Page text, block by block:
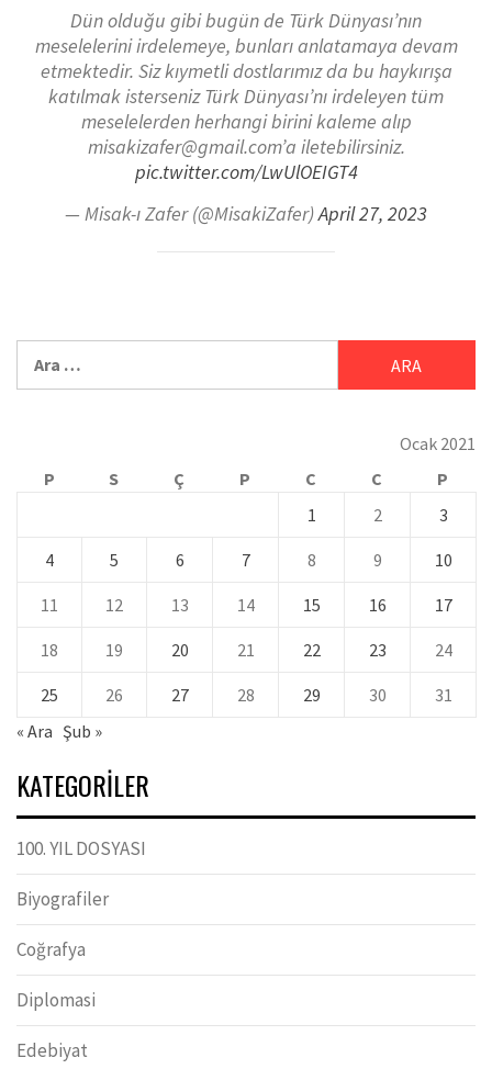
Dün olduğu gibi bugün de Türk Dünyası’nın
meselelerini irdelemeye, bunları anlatamaya devam
etmektedir. Siz kıymetli dostlarımız da bu haykırışa
katılmak isterseniz Türk Dünyası’nı irdeleyen tüm
meselelerden herhangi birini kaleme alıp
misakizafer@gmail.com’a iletebilirsiniz.
pic.twitter.com/LwUlOEIGT4
— Misak-ı Zafer (@MisakiZafer)April 27, 2023
Ocak 2021
P
S Ç P C C
P
1
2 3
4 5 6 7 8 9 10
11 12 13 14 15 16 17
18 19 20 21 22 23 24
25 26 27 28 29 30
31
« Ara Şub »
KATEGORILER
100. YIL DOSYASI
Biyografiler
Coğrafya
Diplomasi
Edebiyat